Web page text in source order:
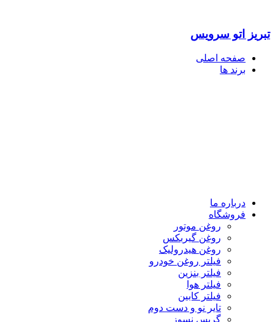
تبریز اتو سرویس
صفحه اصلی
برند ها
درباره ما
فروشگاه
روغن موتور
روغن گیربکس
روغن هیدرولیک
فیلتر روغن خودرو
فیلتر بنزین
فیلتر هوا
فیلتر کابین
تایر نو و دست دوم
گریس نسوز